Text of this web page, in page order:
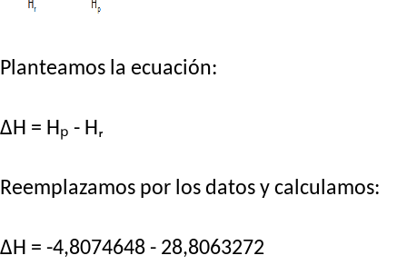
Planteamos la ecuación:
ΔH = Hₚ - Hᵣ
Reemplazamos por los datos y calculamos:
ΔH = -4,8074648 - 28,8063272